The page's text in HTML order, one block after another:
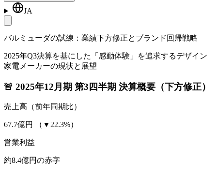
JA
バルミューダの試練：業績下方修正とブランド回帰戦略
2025年Q3決算を基にした「感動体験」を追求するデザイン
家電メーカーの現状と展望
🚨 2025年12月期 第3四半期 決算概要（下方修正）
売上高（前年同期比）
67.7億円 （▼22.3%）
営業利益
約8.4億円の赤字